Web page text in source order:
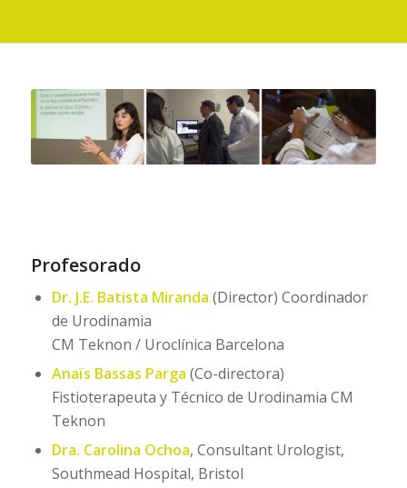
Profesorado
Dr. J.E. Batista Miranda (Director) Coordinador
de Urodinamia
CM Teknon / Uroclínica Barcelona
Anaïs Bassas Parga (Co-directora)
Fistioterapeuta y Técnico de Urodinamia CM
Teknon
Dra. Carolina Ochoa, Consultant Urologist,
Southmead Hospital, Bristol